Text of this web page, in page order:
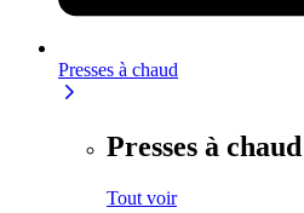
Presses à chaud
Presses à chaud
Tout voir